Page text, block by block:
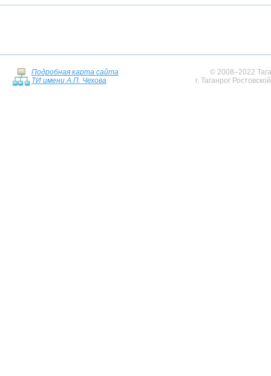
Подробная карта сайта
ТИ имени А.П. Чехова
© 2008–2022
г. Таганрог